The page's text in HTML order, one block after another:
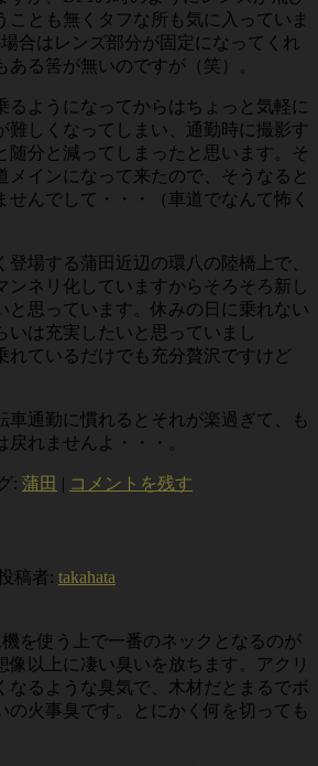
ことも無くタフな所も気に入っていま
合はレンズ部分が固定になってくれ
る筈が無いのですが（笑）。
るようになってからはちょっと気軽に
難しくなってしまい、通勤時に撮影す
随分と減ってしまったと思います。そ
メインになって来たので、そうなると
せんでして・・・（車道でなんて怖く
登場する蒲田近辺の環八の陸橋上で、
ンネリ化していますからそろそろ新し
と思っています。休みの日に乗れない
いは充実したいと思っていまし
れているだけでも充分贅沢ですけど
車通勤に慣れるとそれが楽過ぎて、も
れませんよ・・・。
: 蒲田 | コメントを残す
稿者: takahata
を使う上で一番のネックとなるのが
像以上に凄い臭いを放ちます。アクリ
なるような臭気で、木材だとまるでボ
の火事臭です。とにかく何を切っても